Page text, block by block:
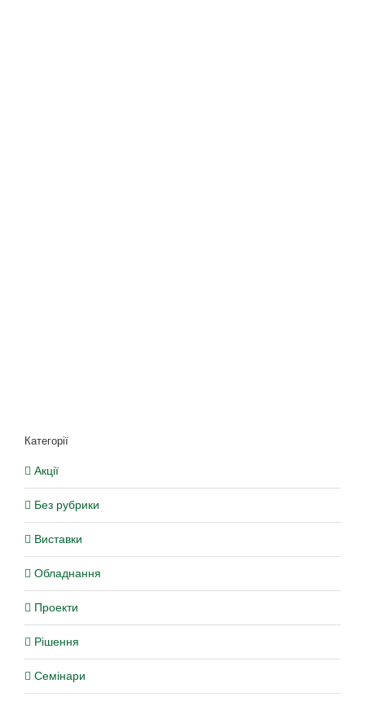
Категорії
Акції
Без рубрики
Виставки
Обладнання
Проекти
Рішення
Семінари